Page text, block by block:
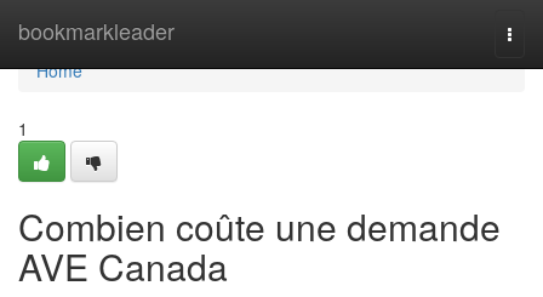
bookmarkleader
Home
Home
1
Combien coûte une demande
AVE Canada